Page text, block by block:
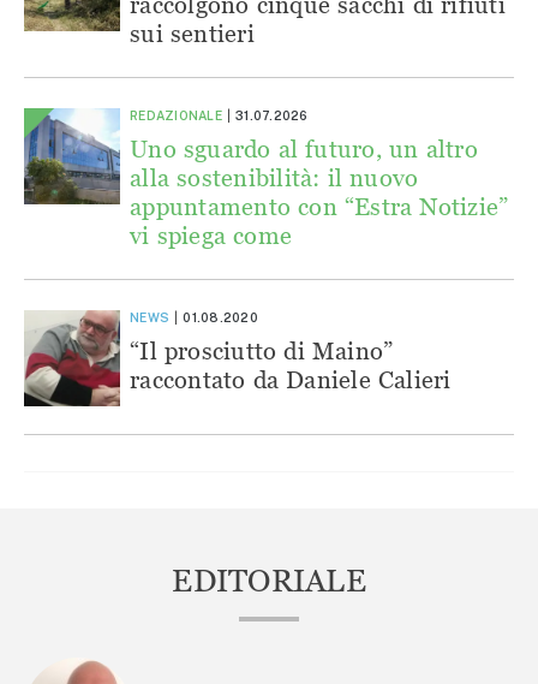
sui sentieri
REDAZIONALE 31.07.2026
Uno sguardo al futuro, un altro
alla sostenibilità: il nuovo
appuntamento con “Estra Notizie”
vi spiega come
NEWS 01.08.2020
“Il prosciutto di Maino”
raccontato da Daniele Calieri
EDITORIALE